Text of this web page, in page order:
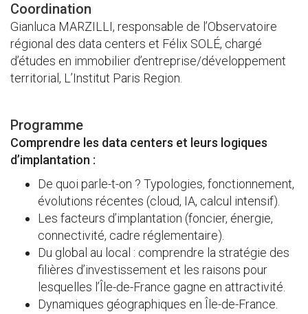
Coordination
Gianluca MARZILLI, responsable de l’Observatoire
régional des data centers et Félix SOLÉ, chargé
d’études en immobilier d’entreprise/développement
territorial, L’Institut Paris Region.
Programme
Comprendre les data centers et leurs logiques
d’implantation :
De quoi parle-t-on ? Typologies, fonctionnement,
évolutions récentes (cloud, IA, calcul intensif).
Les facteurs d’implantation (foncier, énergie,
connectivité, cadre réglementaire).
Du global au local : comprendre la stratégie des
filières d’investissement et les raisons pour
lesquelles l’Île-de-France gagne en attractivité.
Dynamiques géographiques en Île-de-France.